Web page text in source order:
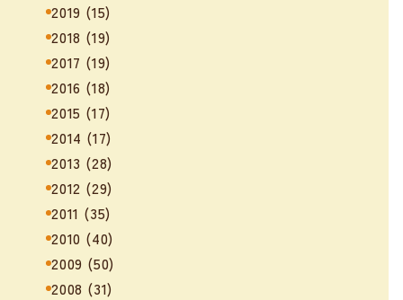
2019 (15)
2018 (19)
2017 (19)
2016 (18)
2015 (17)
2014 (17)
2013 (28)
2012 (29)
2011 (35)
2010 (40)
2009 (50)
2008 (31)